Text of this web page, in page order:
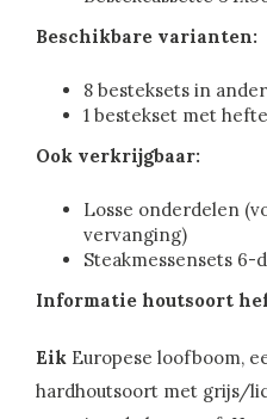
Beschikbare varianten:
8 besteksets in
1 bestekset met
Ook verkrijgbaar:
Losse onderdelen
vervanging)
Steakmessensets 6-
Informatie houtsoort
Eik Europese loofboom,
hardhoutsoort met grijs/